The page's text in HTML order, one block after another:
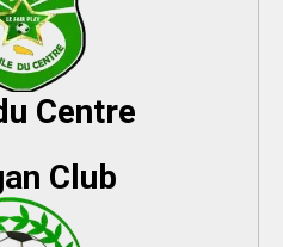
Centre
Club